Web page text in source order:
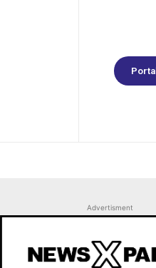
Advertisment